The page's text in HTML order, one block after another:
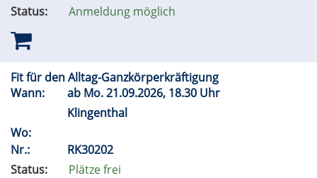
Status:
Anmeldung möglich
Fit für den Alltag-Ganzkörperkräftigung
Wann:
ab Mo.21.09.2026, 18.30 Uhr
Klingenthal
Wo:
Nr.:
RK30202
Status:
Plätze frei